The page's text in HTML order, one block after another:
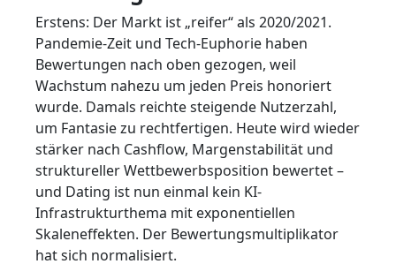
Erstens: Der Markt ist „reifer“ als 2020/2021.
Pandemie-Zeit und Tech-Euphorie haben
Bewertungen nach oben gezogen, weil
Wachstum nahezu um jeden Preis honoriert
wurde. Damals reichte steigende Nutzerzahl,
um Fantasie zu rechtfertigen. Heute wird wieder
stärker nach Cashflow, Margenstabilität und
struktureller Wettbewerbsposition bewertet –
und Dating ist nun einmal kein KI-
Infrastrukturthema mit exponentiellen
Skaleneffekten. Der Bewertungsmultiplikator
hat sich normalisiert.